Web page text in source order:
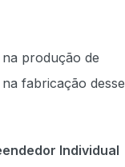
produção de
fabricação desse
Individual